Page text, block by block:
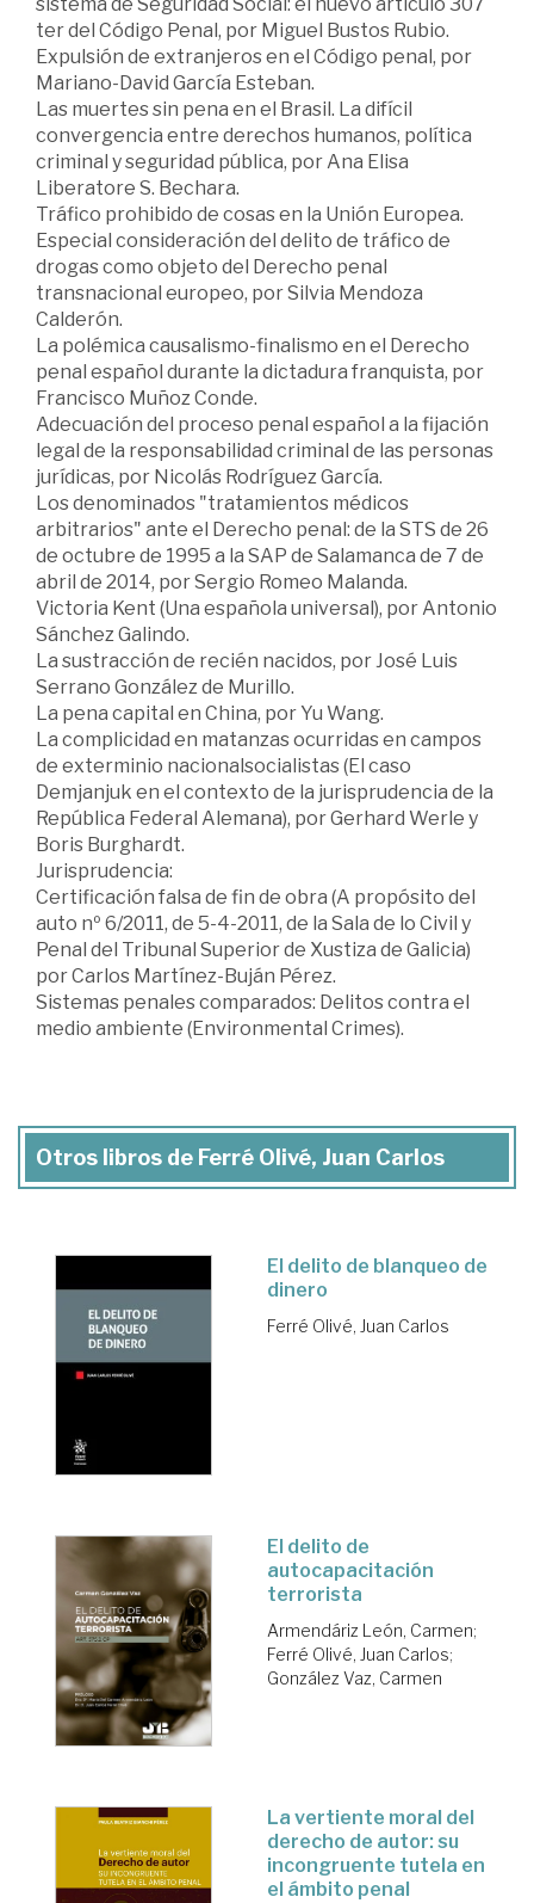
ter del Código Penal, por Miguel Bustos Rubio.
Expulsión de extranjeros en el Código penal, por
Mariano-David García Esteban.
Las muertes sin pena en el Brasil. La difícil
convergencia entre derechos humanos, política
criminal y seguridad pública, por Ana Elisa
Liberatore S. Bechara.
Tráfico prohibido de cosas en la Unión Europea.
Especial consideración del delito de tráfico de
drogas como objeto del Derecho penal
transnacional europeo, por Silvia Mendoza
Calderón.
La polémica causalismo-finalismo en el Derecho
penal español durante la dictadura franquista, por
Francisco Muñoz Conde.
Adecuación del proceso penal español a la fijación
legal de la responsabilidad criminal de las personas
jurídicas, por Nicolás Rodríguez García.
Los denominados "tratamientos médicos
arbitrarios" ante el Derecho penal: de la STS de 26
de octubre de 1995 a la SAP de Salamanca de 7 de
abril de 2014, por Sergio Romeo Malanda.
Victoria Kent (Una española universal), por Antonio
Sánchez Galindo.
La sustracción de recién nacidos, por José Luis
Serrano González de Murillo.
La pena capital en China, por Yu Wang.
La complicidad en matanzas ocurridas en campos
de exterminio nacionalsocialistas (El caso
Demjanjuk en el contexto de la jurisprudencia de la
República Federal Alemana), por Gerhard Werle y
Boris Burghardt.
Jurisprudencia:
Certificación falsa de fin de obra (A propósito del
auto nº 6/2011, de 5-4-2011, de la Sala de lo Civil y
Penal del Tribunal Superior de Xustiza de Galicia)
por Carlos Martínez-Buján Pérez.
Sistemas penales comparados: Delitos contra el
medio ambiente (Environmental Crimes).
Otros libros de Ferré Olivé, Juan Carlos
El delito de blanqueo de
dinero
Ferré Olivé, Juan Carlos
El delito de
autocapacitación
terrorista
Armendáriz León, Carmen;
Ferré Olivé, Juan Carlos;
González Vaz, Carmen
La vertiente moral del
derecho de autor: su
incongruente tutela en
el ámbito penal